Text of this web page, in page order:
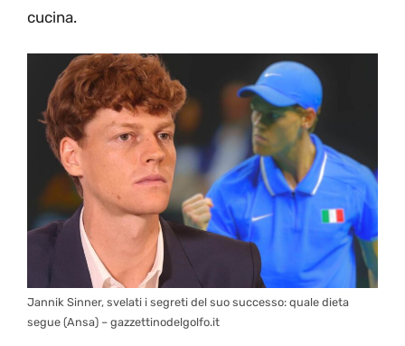
cucina.
Jannik Sinner, svelati i segreti del suo successo: quale dieta
segue (Ansa) – gazzettinodelgolfo.it